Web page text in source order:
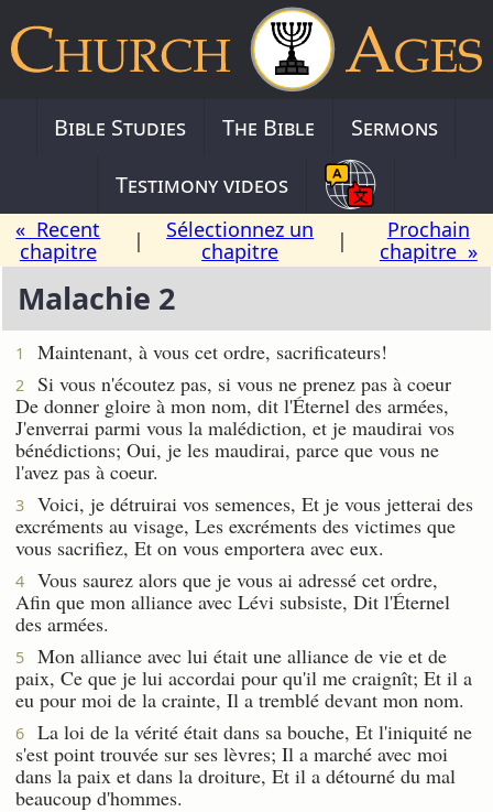
Bible Studies The Bible
Sermons
Testimony videos
« Recent
chapitre
|
Sélectionnez un
chapitre
|
Prochain
chapitre »
Malachie 2
1 Maintenant, à vous cet ordre, sacrificateurs!
2
Si vous n'écoutez pas, si vous ne prenez pas à coeur
De donner gloire à mon nom, dit l'Éternel des armées,
J'enverrai parmi vous la malédiction, et je maudirai vos
bénédictions; Oui, je les maudirai, parce que vous ne
l'avez pas à coeur.
3
Voici, je détruirai vos semences, Et je vous jetterai des
excréments au visage, Les excréments des victimes que
vous sacrifiez, Et on vous emportera avec eux.
4
Vous saurez alors que je vous ai adressé cet ordre,
Afin que mon alliance avec Lévi subsiste, Dit l'Éternel
des armées.
5
Mon alliance avec lui était une alliance de vie et de
paix, Ce que je lui accordai pour qu'il me craignît; Et il a
eu pour moi de la crainte, Il a tremblé devant mon nom.
6
La loi de la vérité était dans sa bouche, Et l'iniquité ne
s'est point trouvée sur ses lèvres; Il a marché avec moi
dans la paix et dans la droiture, Et il a détourné du mal
beaucoup d'hommes.